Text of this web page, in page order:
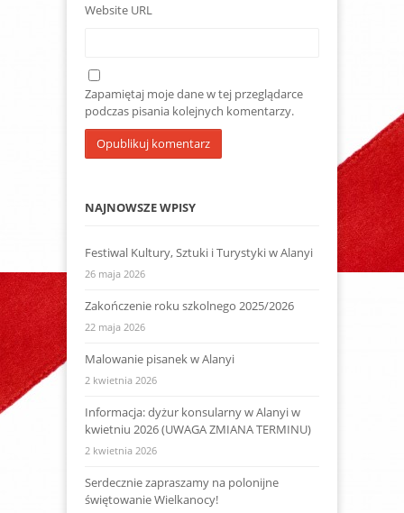
Website URL
Zapamiętaj moje dane w tej przeglądarce
podczas pisania kolejnych komentarzy.
NAJNOWSZE WPISY
Festiwal Kultury, Sztuki i Turystyki w Alanyi
26 maja 2026
Zakończenie roku szkolnego 2025/2026
22 maja 2026
Malowanie pisanek w Alanyi
2 kwietnia 2026
Informacja: dyżur konsularny w Alanyi w
kwietniu 2026 (UWAGA ZMIANA TERMINU)
2 kwietnia 2026
Serdecznie zapraszamy na polonijne
świętowanie Wielkanocy!